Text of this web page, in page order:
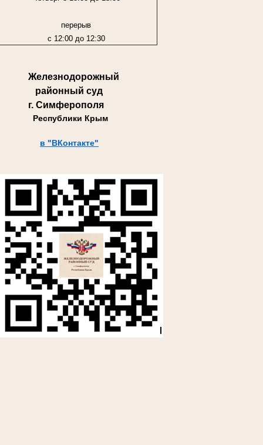
перерыв
с 12:00 до 12:30
Железнодорожный
районный суд
г. Симферополя
Республики Крым
в "ВКонтакте"